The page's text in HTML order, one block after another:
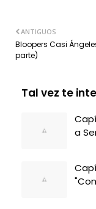
ANTIGUOS
Bloopers Casi
parte)
Tal vez te
a